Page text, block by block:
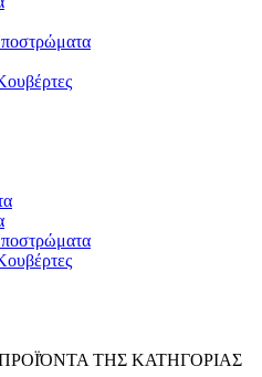
ΤΗΣ ΚΑΤΗΓΟΡΙΑΣ